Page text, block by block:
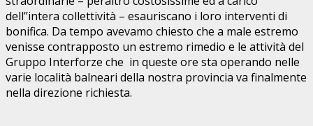
dell’’intera collettività – esauriscano i loro interventi di
bonifica. Da tempo avevamo chiesto che a male estremo
venisse contrapposto un estremo rimedio e le attività del
Gruppo Interforze che in queste ore sta operando nelle
varie località balneari della nostra provincia va finalmente
nella direzione richiesta.